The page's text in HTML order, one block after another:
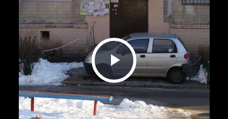
Play Video